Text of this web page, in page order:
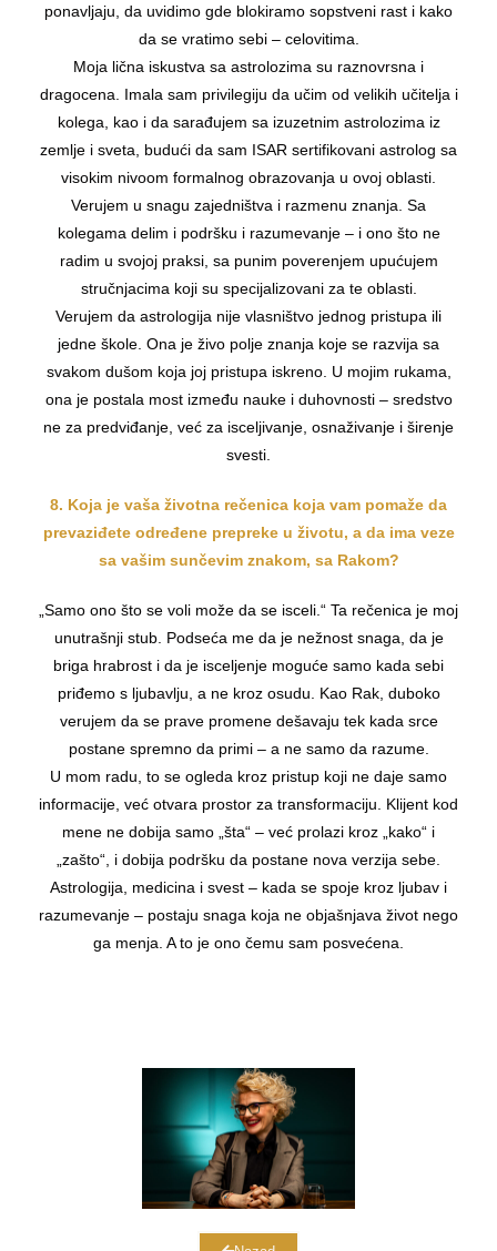
ponavljaju, da uvidimo gde blokiramo sopstveni rast i kako
da se vratimo sebi – celovitima.
Moja lična iskustva sa astrolozima su raznovrsna i
dragocena. Imala sam privilegiju da učim od velikih učitelja i
kolega, kao i da sarađujem sa izuzetnim astrolozima iz
zemlje i sveta, budući da sam ISAR sertifikovani astrolog sa
visokim nivoom formalnog obrazovanja u ovoj oblasti.
Verujem u snagu zajedništva i razmenu znanja. Sa
kolegama delim i podršku i razumevanje – i ono što ne
radim u svojoj praksi, sa punim poverenjem upućujem
stručnjacima koji su specijalizovani za te oblasti.
Verujem da astrologija nije vlasništvo jednog pristupa ili
jedne škole. Ona je živo polje znanja koje se razvija sa
svakom dušom koja joj pristupa iskreno. U mojim rukama,
ona je postala most između nauke i duhovnosti – sredstvo
ne za predviđanje, već za isceljivanje, osnaživanje i širenje
svesti.
8. Koja je vaša životna rečenica koja vam pomaže da
prevaziđete određene prepreke u životu, a da ima veze
sa vašim sunčevim znakom, sa Rakom?
„Samo ono što se voli može da se isceli.“ Ta rečenica je moj
unutrašnji stub. Podseća me da je nežnost snaga, da je
briga hrabrost i da je isceljenje moguće samo kada sebi
priđemo s ljubavlju, a ne kroz osudu. Kao Rak, duboko
verujem da se prave promene dešavaju tek kada srce
postane spremno da primi – a ne samo da razume.
U mom radu, to se ogleda kroz pristup koji ne daje samo
informacije, već otvara prostor za transformaciju. Klijent kod
mene ne dobija samo „šta“ – već prolazi kroz „kako“ i
„zašto“, i dobija podršku da postane nova verzija sebe.
Astrologija, medicina i svest – kada se spoje kroz ljubav i
razumevanje – postaju snaga koja ne objašnjava život nego
ga menja. A to je ono čemu sam posvećena.